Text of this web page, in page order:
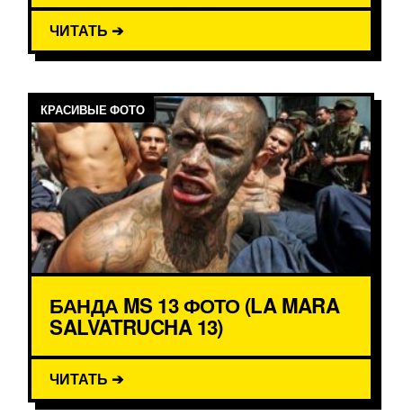
ЧИТАТЬ ➔
КРАСИВЫЕ ФОТО
БАНДА MS 13 ФОТО (LA MARA
SALVATRUCHA 13)
ЧИТАТЬ ➔